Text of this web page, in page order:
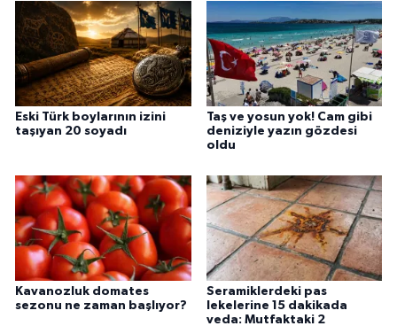
Eski Türk boylarının izini
taşıyan 20 soyadı
Taş ve yosun yok! Cam gibi
deniziyle yazın gözdesi
oldu
Kavanozluk domates
sezonu ne zaman başlıyor?
Seramiklerdeki pas
lekelerine 15 dakikada
veda: Mutfaktaki 2